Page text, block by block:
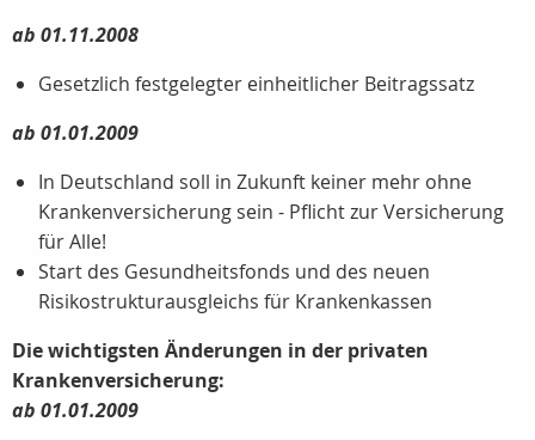
ab 01.11.2008
Gesetzlich festgelegter einheitlicher Beitragssatz
ab 01.01.2009
In Deutschland soll in Zukunft keiner mehr ohne
Krankenversicherung sein - Pflicht zur Versicherung
für Alle!
Start des Gesundheitsfonds und des neuen
Risikostrukturausgleichs für Krankenkassen
Die wichtigsten Änderungen in der privaten
Krankenversicherung:
ab 01.01.2009